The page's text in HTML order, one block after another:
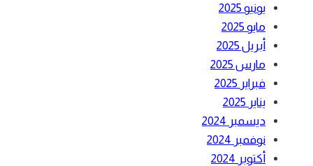
يونيو 2025
مايو 2025
أبريل 2025
مارس 2025
فبراير 2025
يناير 2025
ديسمبر 2024
نوفمبر 2024
أكتوبر 2024